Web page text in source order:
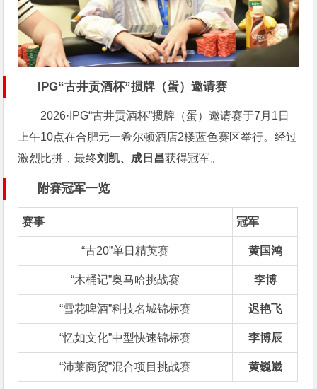
IPG“古井贡酒杯”掼牌（蛋）邀请赛
2026·IPG“古井贡酒杯”掼牌（蛋）邀请赛于7月1日
上午10点在合肥元一希尔顿酒店2楼蓝色赛区举行。经过
激烈比拼，最终刘凯、成日昌获得冠军。
附赛冠军一览
赛事 冠军
“古20”单日精英赛 黄国鸿
“木桶记”奥马哈挑战赛 李博
“雪花啤酒”科技名城锦标赛 迟艳飞
“忆如文化”中型快速锦标赛 李博辰
“沛莱商贸”混合项目挑战赛 黄巍崴